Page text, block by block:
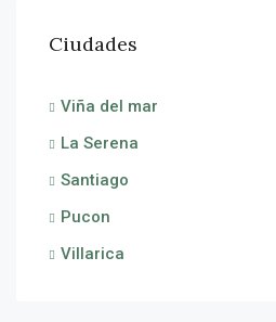
Ciudades
Viña del mar
La Serena
Santiago
Pucon
Villarica